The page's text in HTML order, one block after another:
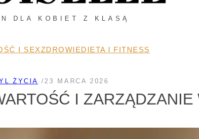
DLA KOBIET Z KLASĄ
I SEXZDROWIEDIETA I FITNESS
ŻYCIA /23 MARCA 2026
I ZARZĄDZANIE